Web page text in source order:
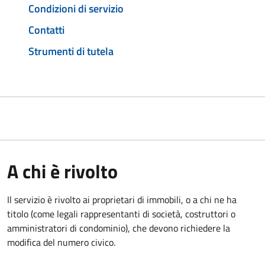
Condizioni di servizio
Contatti
Strumenti di tutela
A chi è rivolto
Il servizio è rivolto ai proprietari di immobili, o a chi ne ha
titolo (come legali rappresentanti di società, costruttori o
amministratori di condominio), che devono richiedere la
modifica del numero civico.